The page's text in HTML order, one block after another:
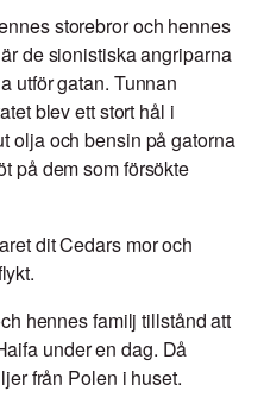
storebror och hennes
de sionistiska angriparna
utför gatan. Tunnan
blev ett stort hål i
olja och bensin på gatorna
på dem som försökte
dit Cedars mor och
hennes familj tillstånd att
under en dag. Då
från Polen i huset.